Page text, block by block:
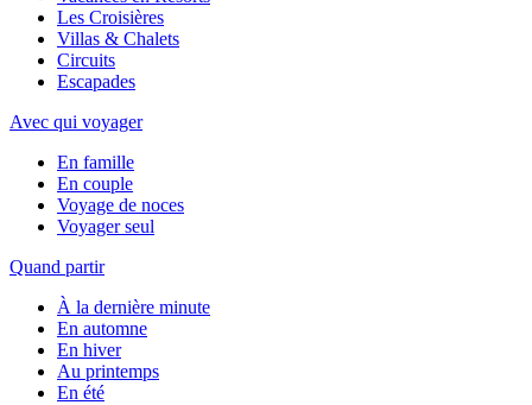
Les Croisières
Villas & Chalets
Circuits
Escapades
Avec qui voyager
En famille
En couple
Voyage de noces
Voyager seul
Quand partir
À la dernière minute
En automne
En hiver
Au printemps
En été